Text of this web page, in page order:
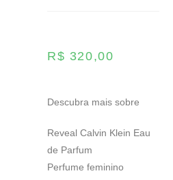
R$ 320,00
Descubra mais sobre
Reveal Calvin Klein Eau
de Parfum
Perfume feminino